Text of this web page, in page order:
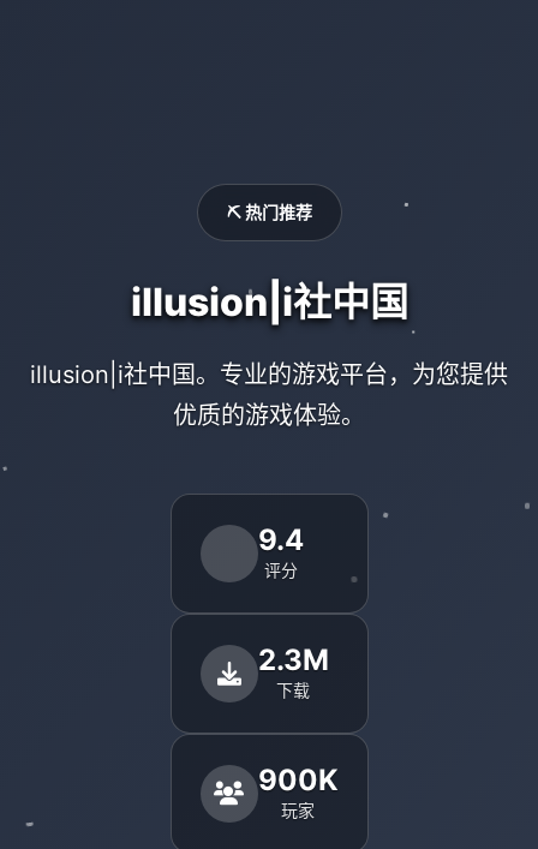
⛏️ 热门推荐
illusion|i社中国
illusion|i社中国。专业的游戏平台，为您提供
优质的游戏体验。
9.4
评分
2.3M
下载
900K
玩家